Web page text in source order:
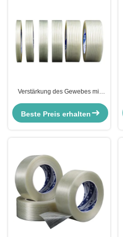
Verstärkung des Gewebes mit
Beste Preis erhalten